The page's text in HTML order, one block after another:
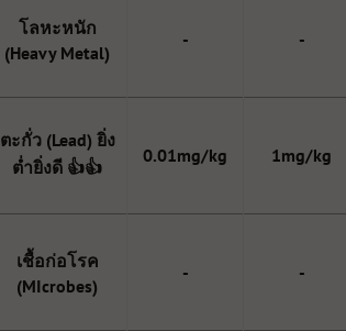
โลหะหนัก
(Heavy Metal)
- -
ตะกั่ว (Lead) ยิ่ง
ต่ำยิ่งดี 👍👍
0.01mg/kg 1mg/kg
เชื้อก่อโรค
(MIcrobes)
- -